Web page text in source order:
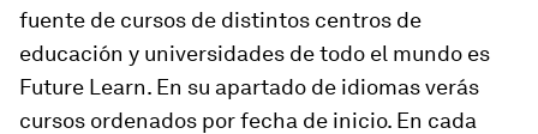
fuente de cursos de distintos centros de
educación y universidades de todo el mundo es
Future Learn. En su apartado de idiomas verás
cursos ordenados por fecha de inicio. En cada